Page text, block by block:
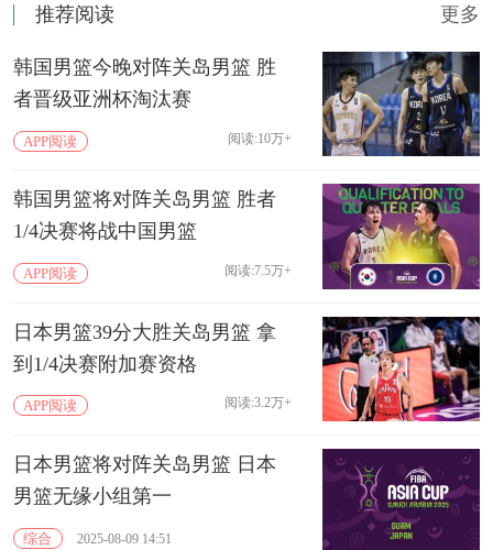
推荐阅读 更多
韩国男篮今晚对阵关岛男篮 胜
者晋级亚洲杯淘汰赛
APP阅读 阅读:10万+
韩国男篮将对阵关岛男篮 胜者
1/4决赛将战中国男篮
APP阅读 阅读:7.5万+
日本男篮39分大胜关岛男篮 拿
到1/4决赛附加赛资格
APP阅读 阅读:3.2万+
日本男篮将对阵关岛男篮 日本
男篮无缘小组第一
综合 2025-08-09 14:51